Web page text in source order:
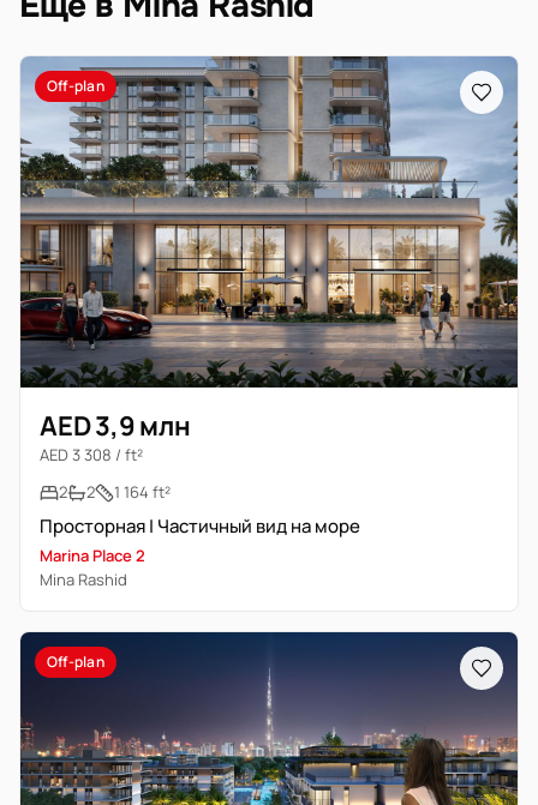
Off-plan
AED 3,9 млн
AED 3 308 / ft²
2
2 1 164 ft²
Просторная | Частичный вид на море
Marina Place 2
Mina Rashid
Off-plan